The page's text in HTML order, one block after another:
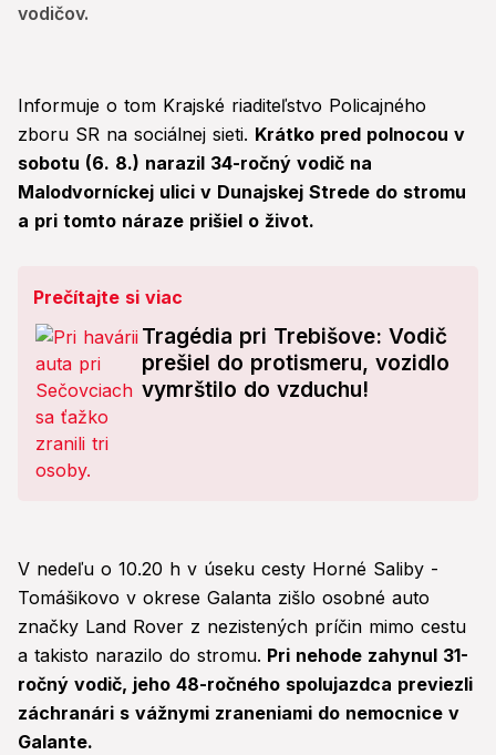
vodičov.
Informuje o tom Krajské riaditeľstvo Policajného
zboru SR na sociálnej sieti. Krátko pred polnocou v
sobotu (6. 8.) narazil 34-ročný vodič na
Malodvorníckej ulici v Dunajskej Strede do stromu
a pri tomto náraze prišiel o život.
Prečítajte si viac
Tragédia pri Trebišove: Vodič
prešiel do protismeru, vozidlo
vymrštilo do vzduchu!
V nedeľu o 10.20 h v úseku cesty Horné Saliby -
Tomášikovo v okrese Galanta zišlo osobné auto
značky Land Rover z nezistených príčin mimo cestu
a takisto narazilo do stromu. Pri nehode zahynul 31-
ročný vodič, jeho 48-ročného spolujazdca previezli
záchranári s vážnymi zraneniami do nemocnice v
Galante.